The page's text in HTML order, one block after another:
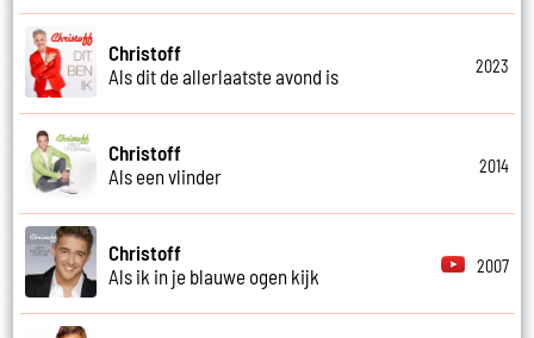
Christoff
Als dit de allerlaatste avond is
2023
Christoff
Als een vlinder
2014
Christoff
Als ik in je blauwe ogen kijk
2007